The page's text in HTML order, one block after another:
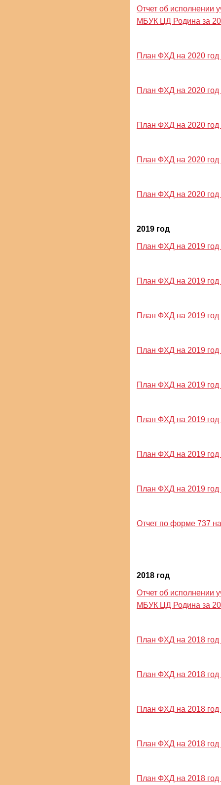
Отчет об исполнении
МБУК ЦД Родина за
План ФХД на 2020 год
План ФХД на 2020 год
План ФХД на 2020 год
План ФХД на 2020 год
План ФХД на 2020 год
2019 год
План ФХД на 2019 год
План ФХД на 2019 год
План ФХД на 2019 год
План ФХД на 2019 год
План ФХД на 2019 год
План ФХД на 2019 год
План ФХД на 2019 год
План ФХД на 2019 год
Отчет по форме 737
2018 год
Отчет об исполнении
МБУК ЦД Родина за
План ФХД на 2018 год
План ФХД на 2018 год
План ФХД на 2018 год
План ФХД на 2018 год
План ФХД на 2018 год